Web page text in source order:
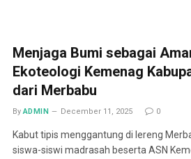
Menjaga Bumi sebagai
Ekoteologi Kemenag
dari Merbabu
By ADMIN December 11, 2025 0
Kabut tipis menggantung di lereng
siswa-siswi madrasah beserta ASN